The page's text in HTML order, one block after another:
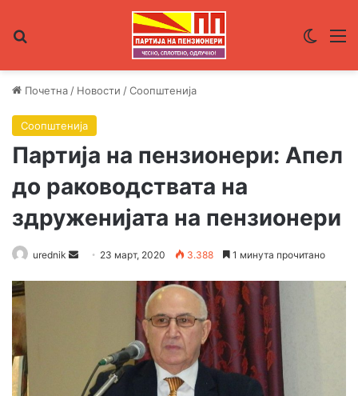
Почетна / Новости /Соопштенија
Соопштенија
Партија на пензионери: Апел
до раководствата на
здруженијата на пензионери
urednik
m
23 март, 2020 3.388 1 минута прочитано